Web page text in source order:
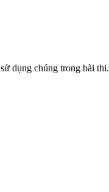
dụng chúng trong bài thi.